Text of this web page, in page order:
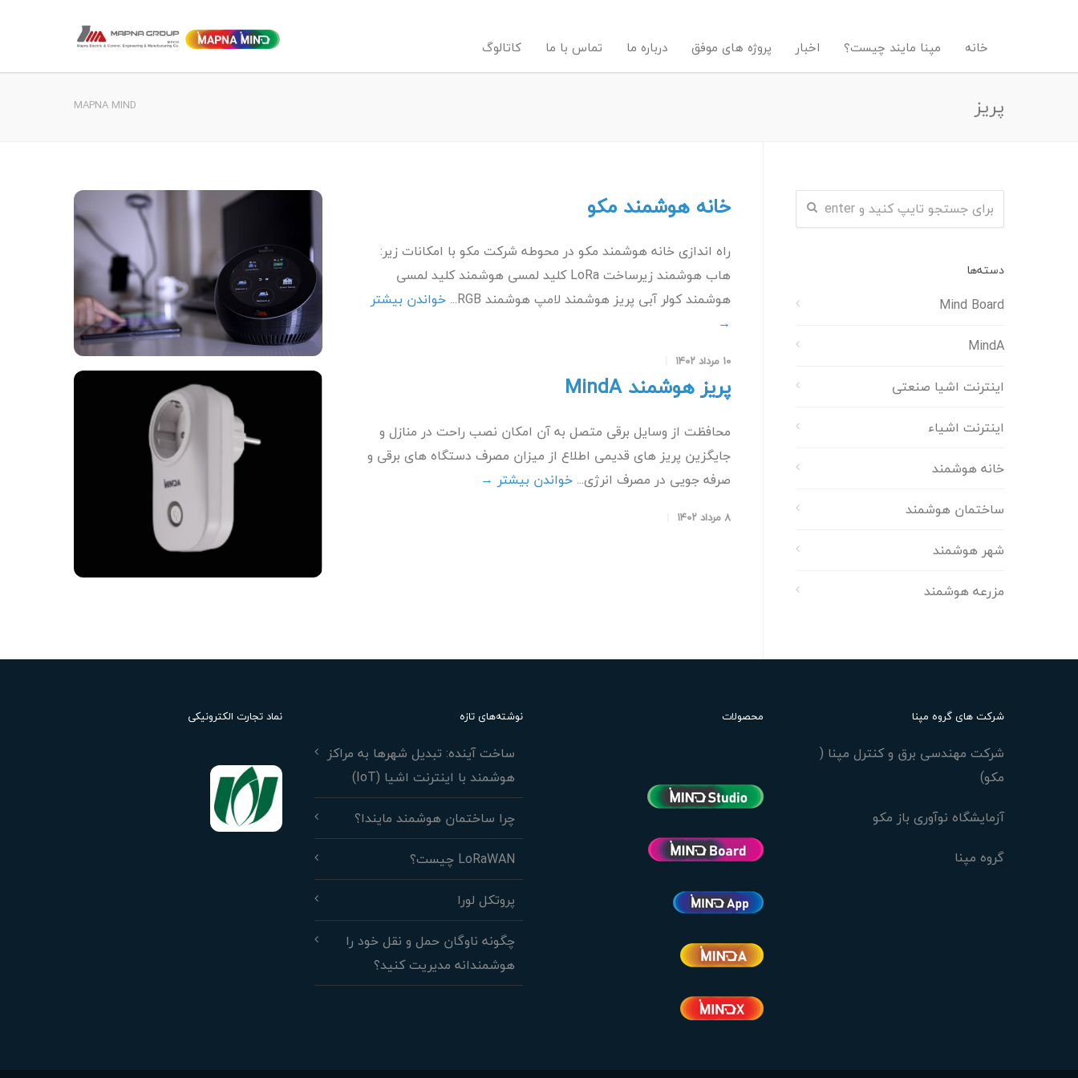
خانه مپنا مایند چیست؟ اخبار پروژه های موفق درباره ما تماس با ما کاتالوگ
پریز MAPNA MIND
خانه هوشمند مکو
راه اندازی خانه هوشمند مکو در محوطه شرکت مکو با امکانات زیر:
هاب هوشمند زیرساخت LoRa کلید لمسی هوشمند کلید لمسی
هوشمند کولر آبی پریز هوشمند لامپ هوشمند RGB...
خواندن بیشتر
→
۱۰ مرداد ۱۴۰۲
پریز هوشمند MindA
محافظت از وسایل برقی متصل به آن امکان نصب راحت در منازل و
جایگزین پریز های قدیمی اطلاع از میزان مصرف دستگاه های برقی و
صرفه جویی در مصرف انرژی...خواندن بیشتر →
۸ مرداد ۱۴۰۲
دسته‌ها
Mind Board
MindA
اینترنت اشیا صنعتی
اینترنت اشیاء
خانه هوشمند
ساختمان هوشمند
شهر هوشمند
مزرعه هوشمند
شرکت های گروه مپنا
شرکت مهندسی برق و کنترل مپنا (
مکو)
آزمایشگاه نوآوری باز مکو
گروه مپنا
محصولات نوشته‌های تازه
ساخت آینده: تبدیل شهرها به مراکز
هوشمند با اینترنت اشیا (IoT)
چرا ساختمان هوشمند مایندا؟
LoRaWAN چیست؟
پروتکل لورا
چگونه ناوگان حمل و نقل خود را
هوشمندانه مدیریت کنید؟
نماد تجارت الکترونیکی